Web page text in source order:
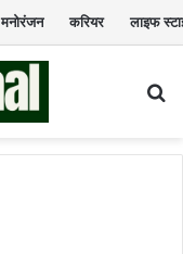
मनोरंजन करियर लाइफ